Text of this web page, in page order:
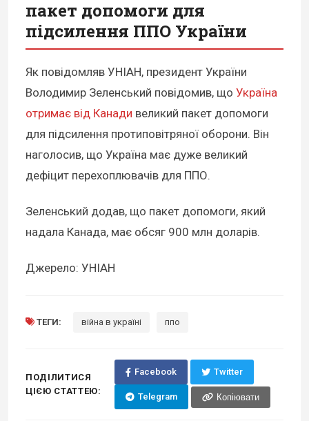
пакет допомоги для
підсилення ППО України
Як повідомляв УНІАН, президент України
Володимир Зеленський повідомив, що Україна
отримає від Канади великий пакет допомоги
для підсилення протиповітряної оборони. Він
наголосив, що Україна має дуже великий
дефіцит перехоплювачів для ППО.
Зеленський додав, що пакет допомоги, який
надала Канада, має обсяг 900 млн доларів.
Джерело: УНІАН
ТЕГИ: війна в україні ппо
ПОДІЛИТИСЯ
ЦІЄЮ СТАТТЕЮ:
Facebook Twitter
Telegram Копіювати